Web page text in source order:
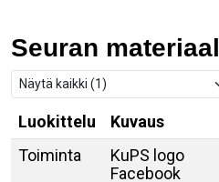
Seuran
Luokittelu Kuvaus
Toiminta
KuPS logo
Facebook